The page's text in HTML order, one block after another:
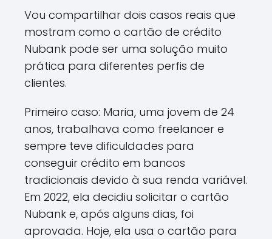
Vou compartilhar dois casos reais que
mostram como o cartão de crédito
Nubank pode ser uma solução muito
prática para diferentes perfis de
clientes.
Primeiro caso: Maria, uma jovem de 24
anos, trabalhava como freelancer e
sempre teve dificuldades para
conseguir crédito em bancos
tradicionais devido à sua renda variável.
Em 2022, ela decidiu solicitar o cartão
Nubank e, após alguns dias, foi
aprovada. Hoje, ela usa o cartão para